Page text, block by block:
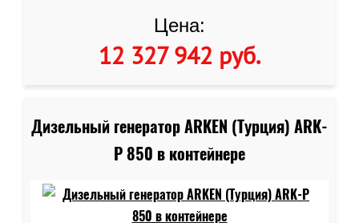
Цена:
12 327 942 руб.
Дизельный генератор ARKEN (Турция) ARK-
P 850 в контейнере